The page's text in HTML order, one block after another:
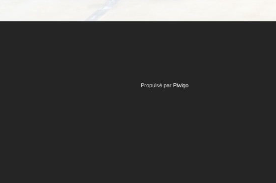
Propulsé par Piwigo